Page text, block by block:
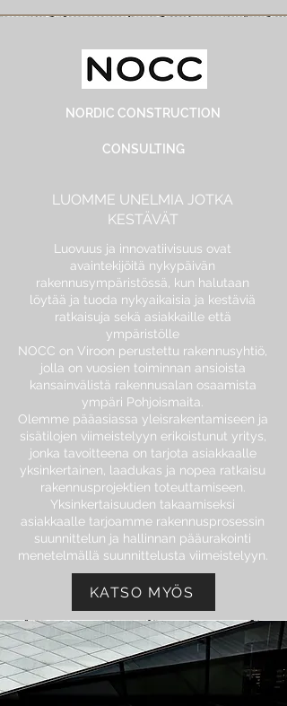
NORDIC CONSTRUCTION
CONSULTING
LUOMME UNELMIA JOTKA
KESTÄVÄT
Luovuus ja innovatiivisuus ovat
avaintekijöitä nykypäivän
rakennusympäristössä, kun halutaan
löytää ja tuoda nykyaikaisia ​​ja kestäviä
ratkaisuja sekä asiakkaille että
ympäristölle
NOCC on Viroon perustettu rakennusyhtiö,
jolla on vuosien toiminnan ansioista
kansainvälistä rakennusalan osaamista
ympäri Pohjoismaita.
Olemme pääasiassa yleisrakentamiseen ja
sisätilojen viimeistelyyn erikoistunut yritys,
jonka tavoitteena on tarjota asiakkaalle
yksinkertainen, laadukas ja nopea ratkaisu
rakennusprojektien toteuttamiseen.
Yksinkertaisuuden takaamiseksi
asiakkaalle tarjoamme rakennusprosessin
suunnittelun ja hallinnan pääurakointi
menetelmällä suunnittelusta viimeistelyyn.
KATSO MYÖS